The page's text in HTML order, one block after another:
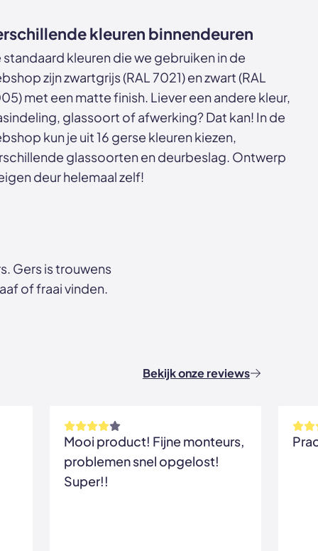
kleuren binnendeuren
standaard kleuren die we gebruiken in de
zijn zwartgrijs (RAL 7021) en zwart (RAL
met een matte finish. Liever een andere kleur,
glassoort of afwerking? Dat kan! In de
kun je uit 16 gerse kleuren kiezen,
glassoorten en deurbeslag. Ontwerp
deur helemaal zelf!
Gers is trouwens
of fraai vinden.
Bekijk onze reviews
Mooi product! Fijne monteurs,
problemen snel opgelost!
Super!!